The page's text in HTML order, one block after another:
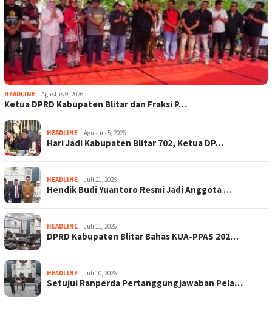
HEADLINE Agustus 9, 2026
Ketua DPRD Kabupaten Blitar dan Fraksi P…
HEADLINE Agustus 5, 2026
Hari Jadi Kabupaten Blitar 702, Ketua DP…
HEADLINE Juli 21, 2026
Hendik Budi Yuantoro Resmi Jadi Anggota …
HEADLINE Juli 11, 2026
DPRD Kabupaten Blitar Bahas KUA-PPAS 202…
HEADLINE Juli 10, 2026
Setujui Ranperda Pertanggungjawaban Pela…